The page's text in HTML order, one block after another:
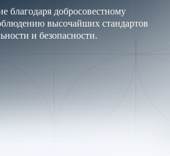
благодаря добросовестному
высочайших стандартов
и безопасности.